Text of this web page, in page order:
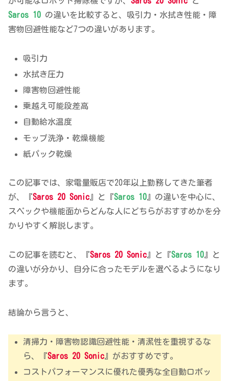
Saros 10 の違いを比較すると、吸引力・水拭き性能・障
害物回避性能など7つの違いがあります。
吸引力
水拭き圧力
障害物回避性能
乗越え可能段差高
自動給水温度
モップ洗浄・乾燥機能
紙パック乾燥
この記事では、家電量販店で20年以上勤務してきた筆者
が、『Saros 20 Sonic』と『Saros 10』の違いを中心に、
スペックや機能面からどんな人にどちらがおすすめかを分
かりやすく解説します。
この記事を読むと、『Saros 20 Sonic』と『Saros 10』と
の違いが分かり、自分に合ったモデルを選べるようになり
ます。
結論から言うと、
清掃力・障害物認識回避性能・清潔性を重視するな
ら、『Saros 20 Sonic 』がおすすめです。
コストパフォーマンスに優れた優秀な全自動ロボッ